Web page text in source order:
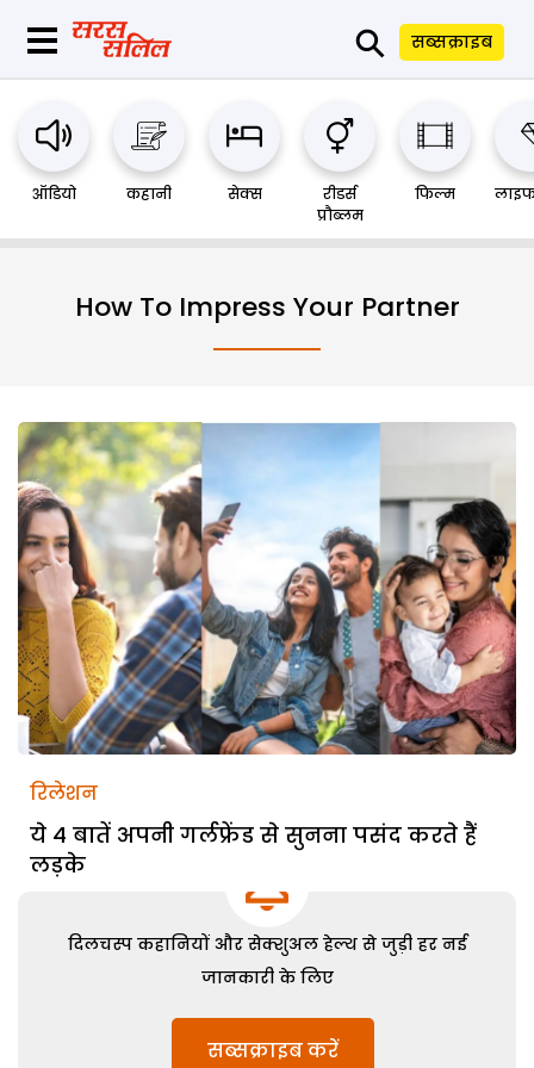
⚲ सब्सक्राइब
ऑडियो कहानी सेक्स
रीडर्स
प्रौब्लम
फिल्म
How To Impress Your Partner
रिलेशन
ये 4 बातें अपनी गर्लफ्रेंड से सुनना पसंद करते हैं
लड़के
दिलचस्प कहानियों और सेक्शुअल हेल्थ से जुड़ी हर नई
जानकारी के लिए
सब्सक्राइब करें